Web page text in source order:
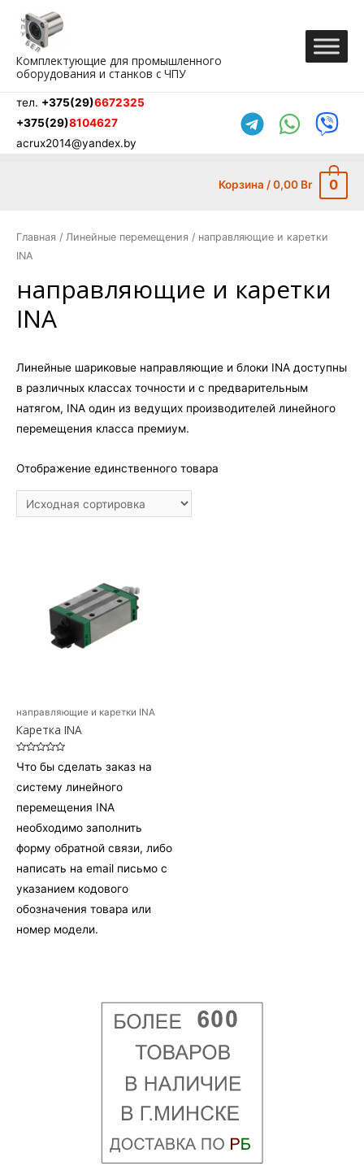
содержимому
Комплектующие для промышленного
оборудования и станков с ЧПУ
тел. +375(29)6672325
+375(29)8104627
acrux2014@yandex.by
Корзина /0,00 Br 0
Главная / Линейные перемещения / направляющие и каретки
INA
направляющие и каретки
INA
Линейные шариковые направляющие и блоки INA доступны
в различных классах точности и с предварительным
натягом, INA один из ведущих производителей линейного
перемещения класса премиум.
Отображение единственного товара
направляющие и каретки INA
Каретка INA
Оценка
0
5
Что бы сделать заказ на
систему линейного
перемещения INA
необходимо заполнить
форму обратной связи, либо
написать на email письмо с
указанием кодового
обозначения товара или
номер модели.